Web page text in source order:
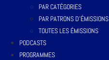
PAR CATÉGORIES
PAR PATRONS D’ÉMISSIONS
TOUTES LES ÉMISSIONS
PODCASTS
PROGRAMMES